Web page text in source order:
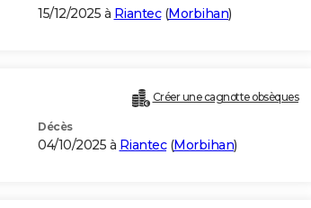
15/12/2025 à Riantec(Morbihan)
Créer une cagnotte obsèques
Décès
04/10/2025 à Riantec(Morbihan)